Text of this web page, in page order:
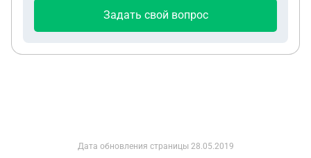
Задать свой вопрос
Дата обновления страницы 28.05.2019